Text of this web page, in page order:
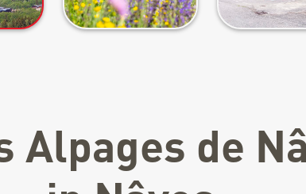
Alpages de